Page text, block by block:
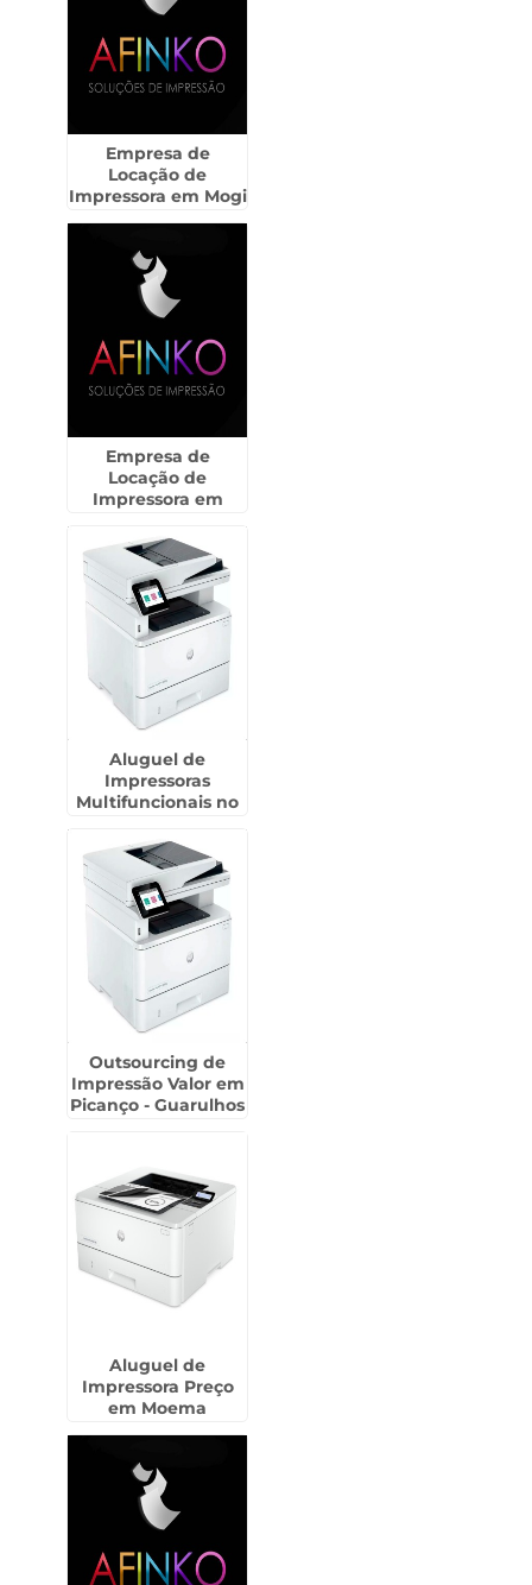
Empresa de
Locação de
Impressora em Mogi
Empresa de
Locação de
Impressora em
Aluguel de
Impressoras
Multifuncionais no
Outsourcing de
Impressão Valor em
Picanço - Guarulhos
Aluguel de
Impressora Preço
em Moema